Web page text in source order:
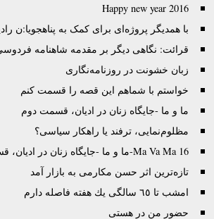
Happy new year 2016
با همدیگر پروژه‌‌ای برای کمک به پناهجویا:ن
قرائت: نگاهی دیگر بر مقدمه شاهنامه
زبان خشونت در روزنامه‌نگاری
خواستم با شماهم این قصه را قسمت کنم
ما و ما -جایگاه‌ زنان در ادیان، قسمت دوم
مظلوم‌نمایی، ترفند یا راهکار سیاسی؟
Ma Va Ma 16-ما و ما -جایگاه‌ زنان در ادیان، قسمت اول
تازه‌ترین اثر حسن مکارمی به بازار آمد
امشب تا ٦٥ سالگى يك هفته فاصله دارم
حضور من در هستی